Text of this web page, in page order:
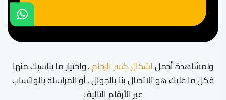
ولمشاهدة أجملاشكال كسر الرخام، واختيار ما يناسبك منها
فكل ما عليك هو الاتصال بنا بالجوال ، أو المراسلة بالواتساب
عبر الأرقام التالية :